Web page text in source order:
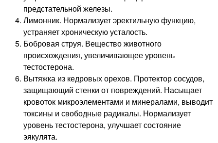
предстательной железы.
Лимонник. Нормализует эректильную функцию,
устраняет хроническую усталость.
Бобровая струя. Вещество животного
происхождения, увеличивающее уровень
тестостерона.
Вытяжка из кедровых орехов. Протектор сосудов,
защищающий стенки от повреждений. Насыщает
кровоток микроэлементами и минералами, выводит
токсины и свободные радикалы. Нормализует
уровень тестостерона, улучшает состояние
эякулята.